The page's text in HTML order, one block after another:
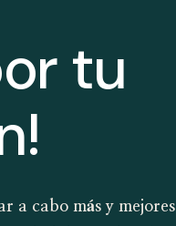
tu
a cabo más y mejores